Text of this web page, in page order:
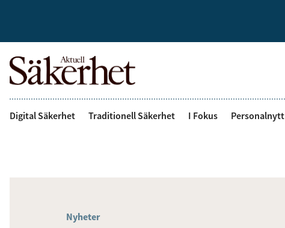
Digital Säkerhet Traditionell Säkerhet I Fokus Personalnytt
Nyheter